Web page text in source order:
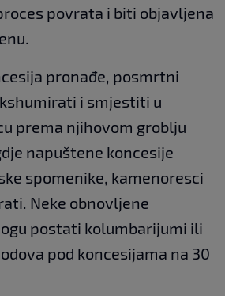
povrata i biti objavljena
pronađe, posmrtni
i smjestiti u
prema njihovom groblju
napuštene koncesije
spomenike, kamenoresci
Neke obnovljene
postati kolumbarijumi ili
pod koncesijama na 30